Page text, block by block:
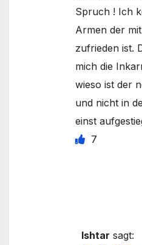
Spruch ! Ich
Armen der
zufrieden ist.
mich die
wieso ist der
und nicht in
einst
7
Ishtar sagt: